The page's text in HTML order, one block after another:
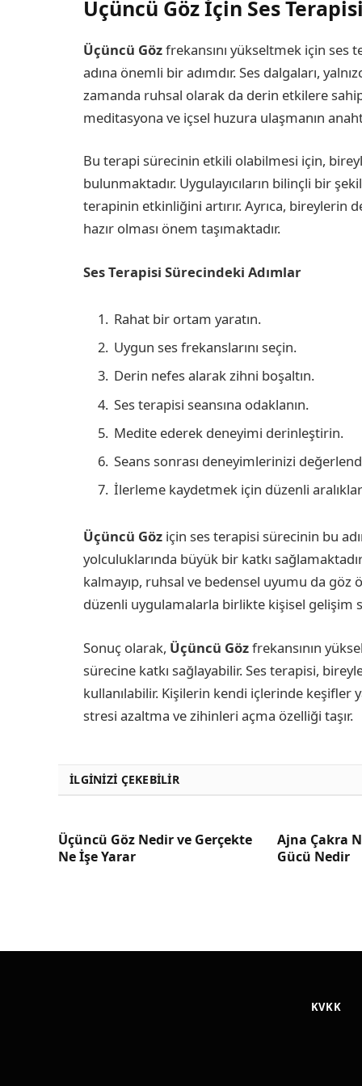
Üçüncü Göz İçin Ses
Üçüncü Gözfrekansını yükseltmek için ses
adına önemli bir adımdır. Ses dalgaları,
zamanda ruhsal olarak da derin etkilere
meditasyona ve içsel huzura ulaşmanın
Bu terapi sürecinin etkili olabilmesi için,
bulunmaktadır. Uygulayıcıların bilinçli bir
terapinin etkinliğini artırır. Ayrıca,
hazır olması önem taşımaktadır.
Ses Terapisi Sürecindeki Adımlar
Rahat bir ortam yaratın.
Uygun ses frekanslarını seçin.
Derin nefes alarak zihni boşaltın.
Ses terapisi seansına odaklanın.
Medite ederek deneyimi derinleştirin.
Seans sonrası deneyimlerinizi
İlerleme kaydetmek için düzenli
Üçüncü Göz için ses terapisi sürecinin bu
yolculuklarında büyük bir katkı
kalmayıp, ruhsal ve bedensel uyumu da
düzenli uygulamalarla birlikte kişisel gelişim
Sonuç olarak, Üçüncü Gözfrekansının
sürecine katkı sağlayabilir. Ses terapisi,
kullanılabilir. Kişilerin kendi içlerinde keşifler
stresi azaltma ve zihinleri açma özelliği taşır.
İLGINIZI ÇEKEBILIR
Üçüncü Göz Nedir ve Gerçekte
Ne İşe Yarar
Ajna Çakra
Gücü Nedir
KVKK